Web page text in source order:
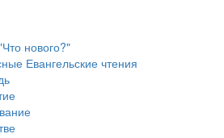
нового?"
Евангельские чтения